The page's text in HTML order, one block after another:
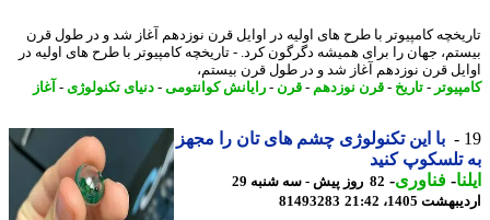
کامپیوتر با طرح های اولیه در اوایل قرن نوزدهم آغاز شد و در طول قرن
جهان را برای همیشه دگرگون کرد. - تاریخچه کامپیوتر با طرح های اولیه در
قرن نوزدهم آغاز شد و در طول قرن بیستم،
-تاریخ- قرن نوزدهم -قرن - رایانش کوانتومی-دنیای تکنولوژی-آغاز
با این تکنولوژی چشم های تان را مجهز
تلسکوپ کنید
-فناوری-
82 روز پیش - سه شنبه 29
1405، 21:42
81493283